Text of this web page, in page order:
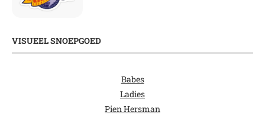
VISUEEL SNOEPGOED
Babes
Ladies
Pien Hersman